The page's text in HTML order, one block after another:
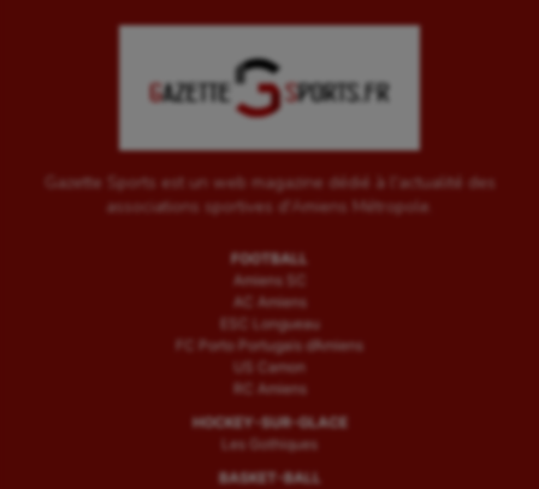
Gazette Sports est un web magazine dédié à l'actualité des
associations sportives d'Amiens Métropole.
FOOTBALL
Amiens SC
AC Amiens
ESC Longueau
FC Porto Portugais d’Amiens
US Camon
RC Amiens
HOCKEY-SUR-GLACE
Les Gothiques
BASKET-BALL